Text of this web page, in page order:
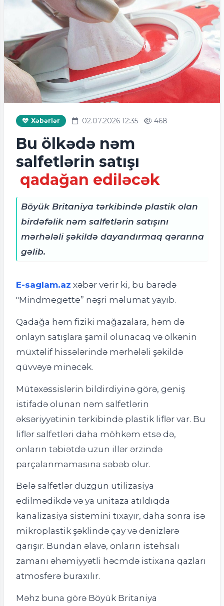
Xəbərlər 02.07.2026 12:35 468
Bu ölkədə nəm
salfetlərin satışı
qadağan ediləcək
Böyük Britaniya tərkibində plastik olan
birdəfəlik nəm salfetlərin satışını
mərhələli şəkildə dayandırmaq qərarına
gəlib.
E-saglam.az xəbər verir ki, bu barədə
"Mindmegette” nəşri məlumat yayıb.
Qadağa həm fiziki mağazalara, həm də
onlayn satışlara şamil olunacaq və ölkənin
müxtəlif hissələrində mərhələli şəkildə
qüvvəyə minəcək.
Mütəxəssislərin bildirdiyinə görə, geniş
istifadə olunan nəm salfetlərin
əksəriyyətinin tərkibində plastik liflər var. Bu
liflər salfetləri daha möhkəm etsə də,
onların təbiətdə uzun illər ərzində
parçalanmamasına səbəb olur.
Belə salfetlər düzgün utilizasiya
edilmədikdə və ya unitaza atıldıqda
kanalizasiya sistemini tıxayır, daha sonra isə
mikroplastik şəklində çay və dənizlərə
qarışır. Bundan əlavə, onların istehsalı
zamanı əhəmiyyətli həcmdə istixana qazları
atmosferə buraxılır.
Məhz buna görə Böyük Britaniya